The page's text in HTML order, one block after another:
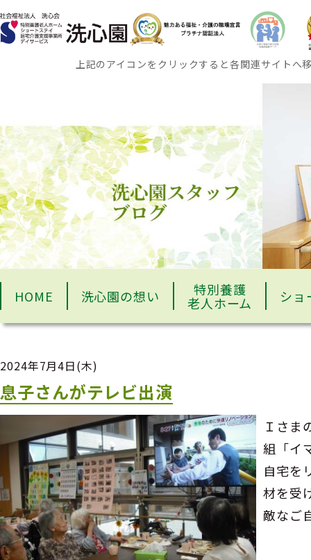
上記のアイコンをクリックすると各関連サイトへ
HOME 洗心園の想い 特別養護
老人ホーム ショ
2024年7月4日(木)
息子さんがテレビ出演
Ｉさま
組「イ
自宅を
材を受
敵なご